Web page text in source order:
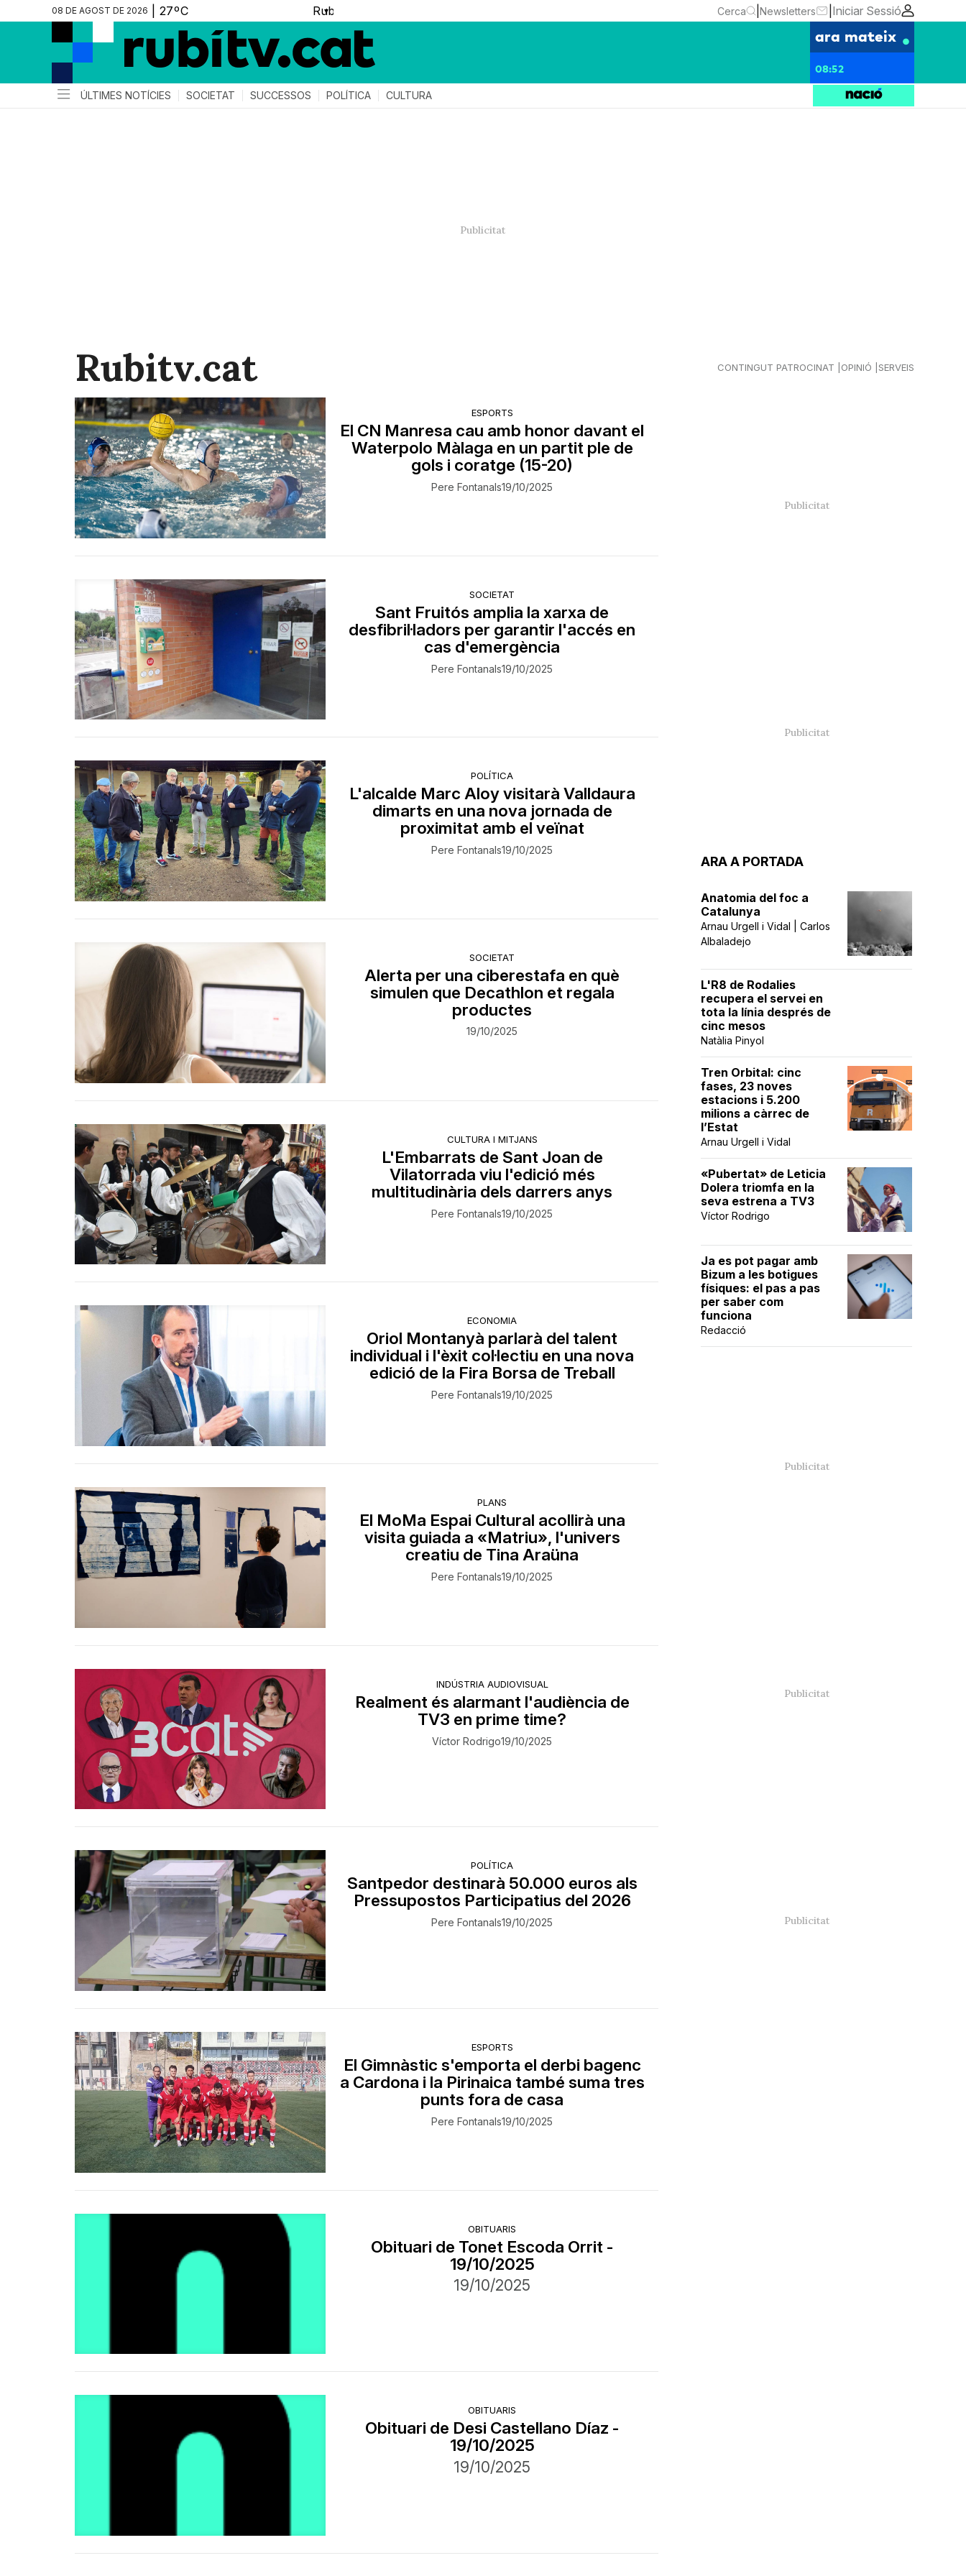
08 DE AGOST DE 2026 ▼ Cerca Newsletters Iniciar Sessió
ara mateix
08:52
ÚLTIMES NOTÍCIES SOCIETAT SUCCESSOS POLÍTICA CULTURA
Rubitv.cat CONTINGUT PATROCINAT OPINIÓ SERVEIS
ESPORTS
El CN Manresa cau amb honor davant el
Waterpolo Màlaga en un partit ple de
gols i coratge (15-20)
Pere Fontanals19/10/2025
SOCIETAT
Sant Fruitós amplia la xarxa de
desfibril·ladors per garantir l'accés en
cas d'emergència
Pere Fontanals19/10/2025
POLÍTICA
L'alcalde Marc Aloy visitarà Valldaura
dimarts en una nova jornada de
proximitat amb el veïnat
Pere Fontanals19/10/2025
SOCIETAT
Alerta per una ciberestafa en què
simulen que Decathlon et regala
productes
19/10/2025
CULTURA I MITJANS
L'Embarrats de Sant Joan de
Vilatorrada viu l'edició més
multitudinària dels darrers anys
Pere Fontanals19/10/2025
ECONOMIA
Oriol Montanyà parlarà del talent
individual i l'èxit col·lectiu en una nova
edició de la Fira Borsa de Treball
Pere Fontanals19/10/2025
PLANS
El MoMa Espai Cultural acollirà una
visita guiada a «Matriu», l'univers
creatiu de Tina Araüna
Pere Fontanals19/10/2025
INDÚSTRIA AUDIOVISUAL
Realment és alarmant l'audiència de
TV3 en prime time?
Víctor Rodrigo19/10/2025
POLÍTICA
Santpedor destinarà 50.000 euros als
Pressupostos Participatius del 2026
Pere Fontanals19/10/2025
ESPORTS
El Gimnàstic s'emporta el derbi bagenc
a Cardona i la Pirinaica també suma tres
punts fora de casa
Pere Fontanals19/10/2025
OBITUARIS
Obituari de Tonet Escoda Orrit -
19/10/2025
19/10/2025
OBITUARIS
Obituari de Desi Castellano Díaz -
19/10/2025
19/10/2025
ARA A PORTADA
Anatomia del foc a
Catalunya
Arnau Urgell i Vidal | Carlos
Albaladejo
L'R8 de Rodalies
recupera el servei en
tota la línia després de
cinc mesos
Natàlia Pinyol
Tren Orbital: cinc
fases, 23 noves
estacions i 5.200
milions a càrrec de
l’Estat
Arnau Urgell i Vidal
«Pubertat» de Leticia
Dolera triomfa en la
seva estrena a TV3
Víctor Rodrigo
Ja es pot pagar amb
Bizum a les botigues
físiques: el pas a pas
per saber com
funciona
Redacció